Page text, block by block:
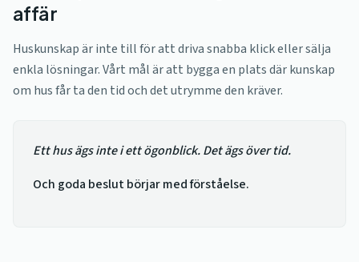
affär
Huskunskap är inte till för att driva snabba klick eller sälja
enkla lösningar. Vårt mål är att bygga en plats där kunskap
om hus får ta den tid och det utrymme den kräver.
Ett hus ägs inte i ett ögonblick. Det ägs över tid.
Och goda beslut börjar med förståelse.